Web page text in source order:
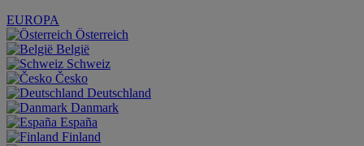
EUROPA
Österreich
België
Schweiz
Česko
Deutschland
Danmark
España
Finland